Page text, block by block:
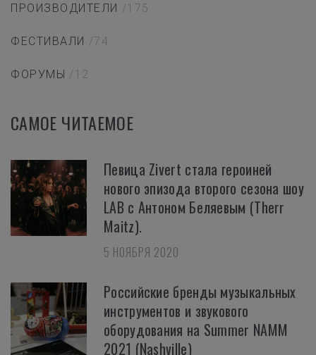
ПРОИЗВОДИТЕЛИ /175
ФЕСТИВАЛИ /74
ФОРУМЫ /12
САМОЕ ЧИТАЕМОЕ
Певица Zivert стала героиней
нового эпизода второго сезона шоу
LAB с Антоном Беляевым (Therr
Maitz).
5 НОЯБРЯ 2020
Российские бренды музыкальных
инструментов и звукового
оборудования на Summer NAMM
2021 (Nashville)